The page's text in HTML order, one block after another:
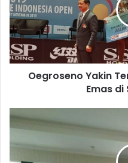
Oegroseno Yakin
Emas di